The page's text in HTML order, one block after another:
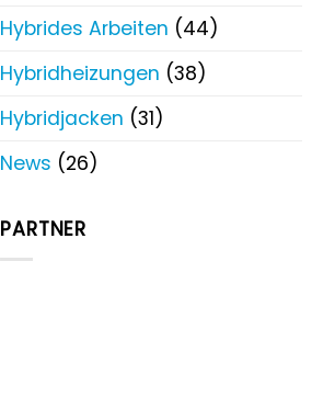
Hybrides Arbeiten (44)
Hybridheizungen (38)
Hybridjacken (31)
News (26)
PARTNER